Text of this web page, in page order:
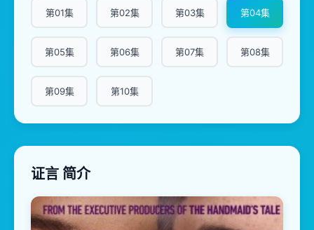
第01集 第02集 第03集 第04集
第05集 第06集 第07集 第08集
第09集 第10集
证言 简介